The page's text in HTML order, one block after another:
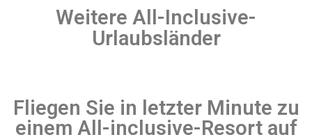
Weitere All-Inclusive-
Urlaubsländer
Fliegen Sie in letzter Minute zu
einem All-inclusive-Resort auf